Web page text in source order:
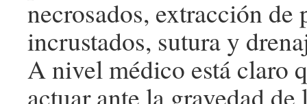
necrosados, extracción de
incrustados, sutura y
A nivel médico está claro